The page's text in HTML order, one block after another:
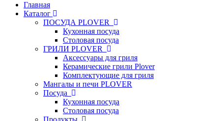
Главная
Каталог
ПОСУДА PLOVER
Кухонная посуда
Столовая посуда
ГРИЛИ PLOVER
Аксессуары для гриля
Керамические грили Plover
Комплектующие для гриля
Мангалы и печи PLOVER
Посуда
Кухонная посуда
Столовая посуда
Продукты